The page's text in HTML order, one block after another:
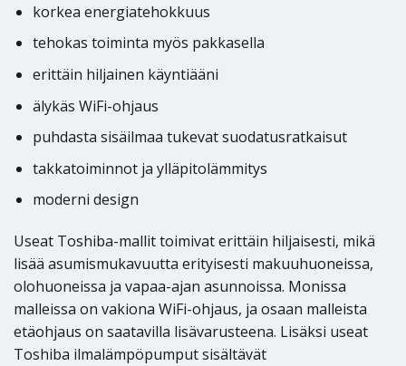
korkea energiatehokkuus
tehokas toiminta myös pakkasella
erittäin hiljainen käyntiääni
älykäs WiFi-ohjaus
puhdasta sisäilmaa tukevat suodatusratkaisut
takkatoiminnot ja ylläpitolämmitys
moderni design
Useat Toshiba-mallit toimivat erittäin hiljaisesti, mikä
lisää asumismukavuutta erityisesti makuuhuoneissa,
olohuoneissa ja vapaa-ajan asunnoissa. Monissa
malleissa on vakiona WiFi-ohjaus, ja osaan malleista
etäohjaus on saatavilla lisävarusteena. Lisäksi useat
Toshiba ilmalämpöpumput sisältävät